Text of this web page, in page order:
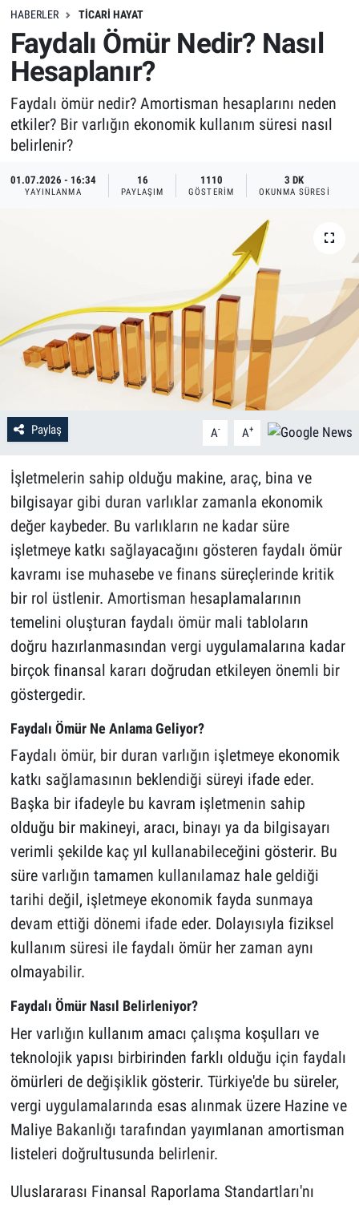
HABERLER TICARI HAYAT
Faydalı Ömür Nedir? Nasıl
Hesaplanır?
Faydalı ömür nedir? Amortisman hesaplarını neden
etkiler? Bir varlığın ekonomik kullanım süresi nasıl
belirlenir?
01.07.2026 - 16:34
YAYINLANMA
16
PAYLAŞIM
1110
GÖSTERIM
3 DK
OKUNMA SÜRESI
Paylaş A- A+
İşletmelerin sahip olduğu makine, araç, bina ve
bilgisayar gibi duran varlıklar zamanla ekonomik
değer kaybeder. Bu varlıkların ne kadar süre
işletmeye katkı sağlayacağını gösteren faydalı ömür
kavramı ise muhasebe ve finans süreçlerinde kritik
bir rol üstlenir. Amortisman hesaplamalarının
temelini oluşturan faydalı ömür mali tabloların
doğru hazırlanmasından vergi uygulamalarına kadar
birçok finansal kararı doğrudan etkileyen önemli bir
göstergedir.
Faydalı Ömür Ne Anlama Geliyor?
Faydalı ömür, bir duran varlığın işletmeye ekonomik
katkı sağlamasının beklendiği süreyi ifade eder.
Başka bir ifadeyle bu kavram işletmenin sahip
olduğu bir makineyi, aracı, binayı ya da bilgisayarı
verimli şekilde kaç yıl kullanabileceğini gösterir. Bu
süre varlığın tamamen kullanılamaz hale geldiği
tarihi değil, işletmeye ekonomik fayda sunmaya
devam ettiği dönemi ifade eder. Dolayısıyla fiziksel
kullanım süresi ile faydalı ömür her zaman aynı
olmayabilir.
Faydalı Ömür Nasıl Belirleniyor?
Her varlığın kullanım amacı çalışma koşulları ve
teknolojik yapısı birbirinden farklı olduğu için faydalı
ömürleri de değişiklik gösterir. Türkiye'de bu süreler,
vergi uygulamalarında esas alınmak üzere Hazine ve
Maliye Bakanlığı tarafından yayımlanan amortisman
listeleri doğrultusunda belirlenir.
Uluslararası Finansal Raporlama Standartları'nı